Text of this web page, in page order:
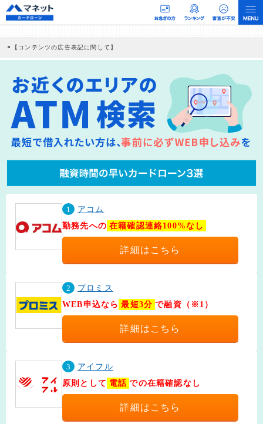
【コンテンツの広告表記に関して】
社に対して企業から紹介報酬が支払われるという収益モデルです。 ただし、特定の
商品を根拠なくPRするものではなく、当編集部の調査／ユーザーへの口コミ収集な
どに基づき、公平性を担保した情報提供を行っています。
>提携企業一覧
1
アコム
勤務先への 在籍確認連絡100%なし
詳細はこちら
2
プロミス
WEB申込なら 最短3分 で融資（※1）
詳細はこちら
3
アイフル
原則として 電話 での在籍確認なし
詳細はこちら